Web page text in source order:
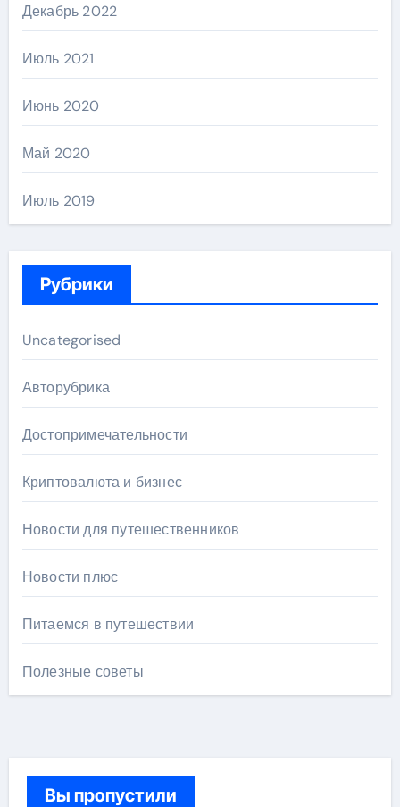
Декабрь 2022
Июль 2021
Июнь 2020
Май 2020
Июль 2019
Рубрики
Uncategorised
Авторубрика
Достопримечательности
Криптовалюта и бизнес
Новости для путешественников
Новости плюс
Питаемся в путешествии
Полезные советы
Вы пропустили